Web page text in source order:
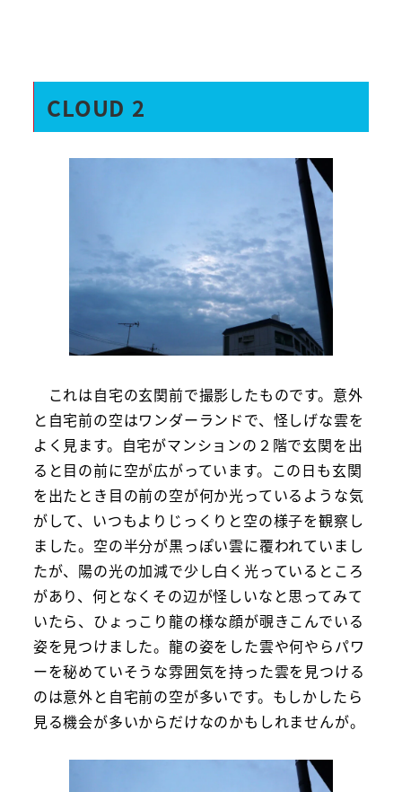
CLOUD 2
これは自宅の玄関前で撮影したものです。意外
と自宅前の空はワンダーランドで、怪しげな雲を
よく見ます。自宅がマンションの２階で玄関を出
ると目の前に空が広がっています。この日も玄関
を出たとき目の前の空が何か光っているような気
がして、いつもよりじっくりと空の様子を観察し
ました。空の半分が黒っぽい雲に覆われていまし
たが、陽の光の加減で少し白く光っているところ
があり、何となくその辺が怪しいなと思ってみて
いたら、ひょっこり龍の様な顔が覗きこんでいる
姿を見つけました。龍の姿をした雲や何やらパワ
ーを秘めていそうな雰囲気を持った雲を見つける
のは意外と自宅前の空が多いです。もしかしたら
見る機会が多いからだけなのかもしれませんが。